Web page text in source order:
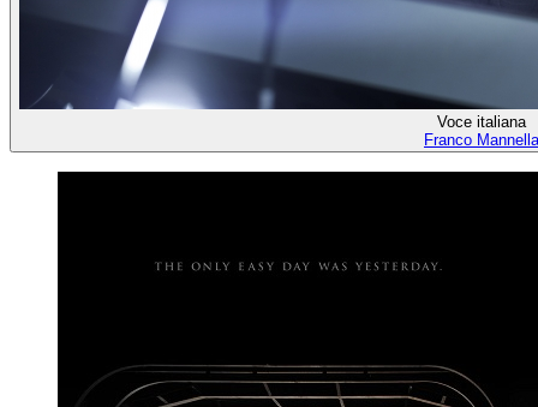
Voce italiana
Franco Mannella